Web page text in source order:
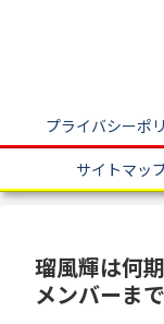
プライバシーポ
サイトマッ
瑠風輝は何
メンバーま